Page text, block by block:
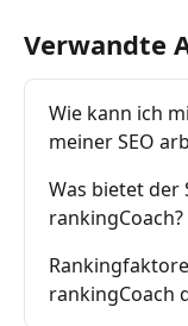
Verwandte
Wie kann ich
meiner SEO
Was bietet der
rankingCoach?
rankingCoach